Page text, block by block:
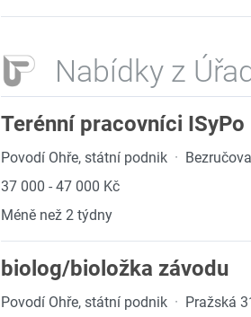
Nabídky z
Terénní pracovníci ISyPo
Povodí Ohře, státní podnik ·
37 000 - 47 000 Kč
Méně než 2 týdny
biolog/bioložka závodu
Povodí Ohře, státní podnik · Pražská